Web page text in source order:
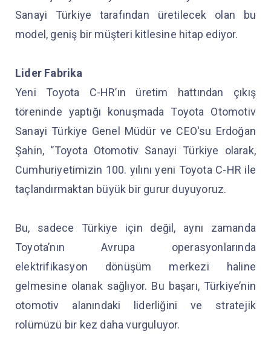
Sanayi Türkiye tarafından üretilecek olan bu
model, geniş bir müşteri kitlesine hitap ediyor.
Lider Fabrika
Yeni Toyota C-HR’ın üretim hattından çıkış
töreninde yaptığı konuşmada Toyota Otomotiv
Sanayi Türkiye Genel Müdür ve CEO'su Erdoğan
Şahin, ‘’Toyota Otomotiv Sanayi Türkiye olarak,
Cumhuriyetimizin 100. yılını yeni Toyota C-HR ile
taçlandırmaktan büyük bir gurur duyuyoruz.
Bu, sadece Türkiye için değil, aynı zamanda
Toyota’nın Avrupa operasyonlarında
elektrifikasyon dönüşüm merkezi haline
gelmesine olanak sağlıyor. Bu başarı, Türkiye’nin
otomotiv alanındaki liderliğini ve stratejik
rolümüzü bir kez daha vurguluyor.